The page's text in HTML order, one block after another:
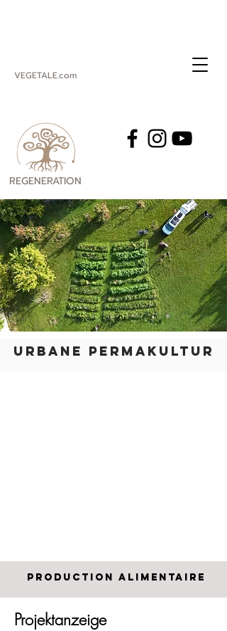
VEGETALE.com
REGENERATION
URBANE PERMAKULTUR
PRODUCTION ALIMENTAIRE
Projektanzeige